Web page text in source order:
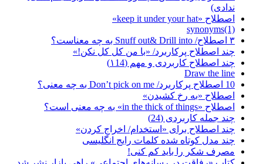
ندادی)
اصطلاح «keep it under your hat»
synonyms(1)
۳ اصطلاح/ Snuff out& Drill into به چه معناست؟
چند اصطلاح پرکاربرد/ «با من کل کل نکن!»
چند اصطلاح کاربردی و مهم (۱14)
Draw the line
10 اصطلاح پرکاربرد/ Don’t pick on me به چه معنی؟
اصطلاح «به رخ کشیدن»
اصطلاح «in the thick of things» به چه معنی است؟
چند جمله کاربردی (24)
چند اصطلاح برای «استخدام/ اخراج کردن»
چند مدل کوتاه شده کلمات رایج انگلیسی
مصرف شکر را باید کم کنی!